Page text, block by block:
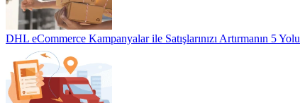
DHL eCommerce Kampanyalar ile Satışlarınızı Artırmanın 5 Yolu